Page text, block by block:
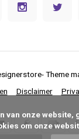
Disclaimer
- Theme
om onze